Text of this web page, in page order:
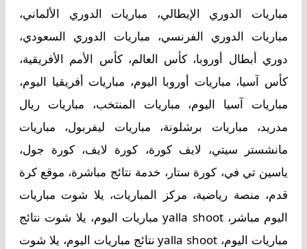
مباريات الدوري الإيطالي، مباريات الدوري الألماني،
مباريات الدوري الفرنسي، مباريات الدوري السعودي،
دوري أبطال أوروبا، كأس العالم، كأس الأمم الأفريقية،
كأس آسيا، مباريات أوروبا اليوم، مباريات أفريقيا اليوم،
مباريات آسيا اليوم، مباريات المنتخب، مباريات ريال
مدريد، مباريات برشلونة، مباريات ليفربول، مباريات
مانشستر سيتي، لايف كورة، كورة لايف، كورة جول،
ياسين تي في، كورة ستار، خدمة نتائج مباشرة، موقع كرة
قدم، منصة رياضية، مركز المباريات، يلا شوت مباريات
اليوم مباشر، yalla shoot مباريات اليوم، يلا شوت نتائج
مباريات اليوم، yalla shoot نتائج مباريات اليوم، يلا شوت